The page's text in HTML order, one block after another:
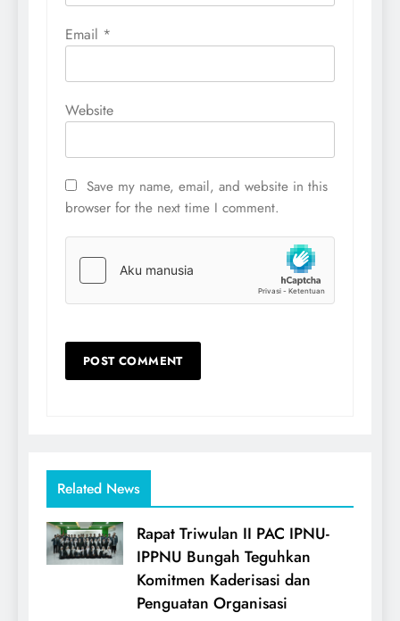
Email *
Website
Save my name, email, and website in this
browser for the next time I comment.
Related News
Rapat Triwulan II PAC IPNU-
IPPNU Bungah Teguhkan
Komitmen Kaderisasi dan
Penguatan Organisasi